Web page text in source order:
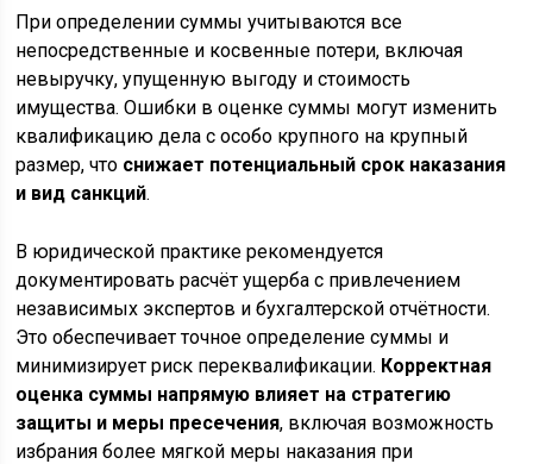
При определении суммы учитываются все
непосредственные и косвенные потери, включая
невыручку, упущенную выгоду и стоимость
имущества. Ошибки в оценке суммы могут изменить
квалификацию дела с особо крупного на крупный
размер, что снижает потенциальный срок наказания
и вид санкций.
В юридической практике рекомендуется
документировать расчёт ущерба с привлечением
независимых экспертов и бухгалтерской отчётности.
Это обеспечивает точное определение суммы и
минимизирует риск переквалификации. Корректная
оценка суммы напрямую влияет на стратегию
защиты и меры пресечения, включая возможность
избрания более мягкой меры наказания при